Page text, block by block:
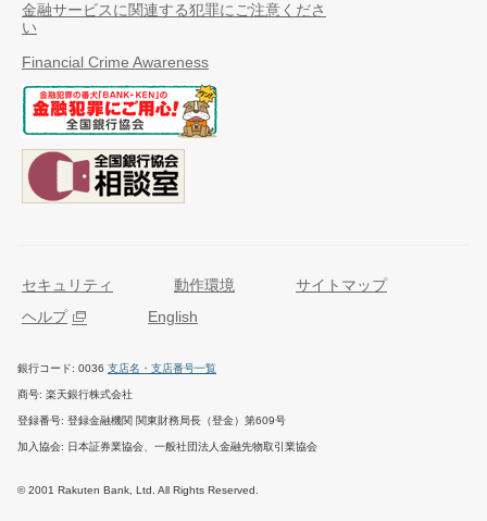
金融サービスに関連する犯罪にご注意くださ
い
Financial Crime Awareness
セキュリティ 動作環境
サイトマップ
ヘルプ
English
銀行コード 0036 支店名・支店番号一覧
商号 楽天銀行株式会社
登録番号 登録金融機関 関東財務局長（登金）第609号
加入協会 日本証券業協会、一般社団法人金融先物取引業協会
© 2001 Rakuten Bank, Ltd. All Rights Reserved.